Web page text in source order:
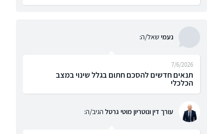
נעמישאל/ה:
תנאים חדשים להסכם חתום בגלל שינוי במצב
הכלכלי
7/6/2026
עורך דין ונוטריון מוטי גרטל הגיב/ה: